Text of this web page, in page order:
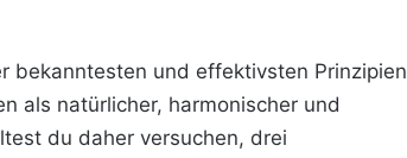
bekanntesten und effektivsten Prinzipien
als natürlicher, harmonischer und
du daher versuchen, drei